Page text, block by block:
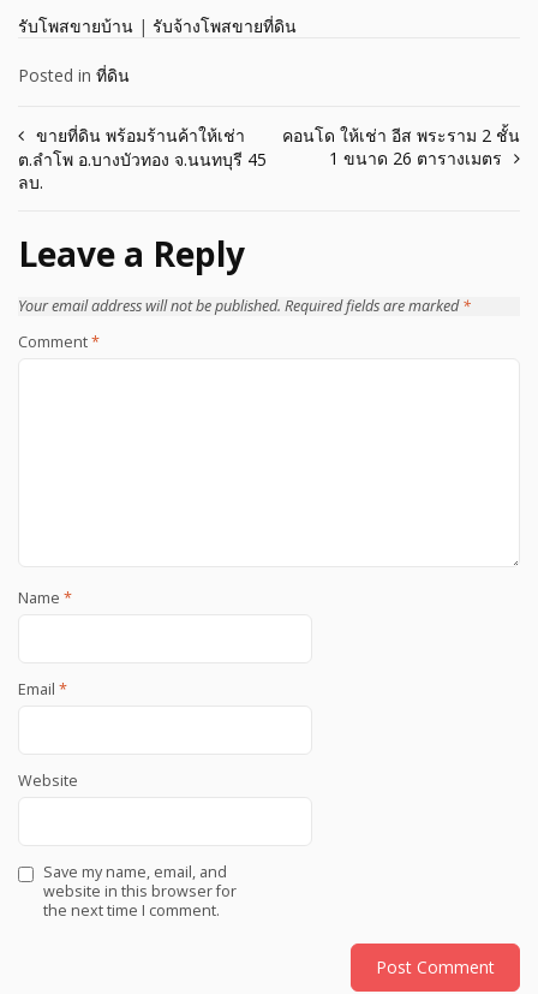
รับโพสขายบ้าน | รับจ้างโพสขายที่ดิน
Posted in ที่ดิน
Post
navigation
ขายที่ดิน พร้อมร้านค้าให้เช่า
ต.ลำโพ อ.บางบัวทอง จ.นนทบุรี 45
ลบ.
คอนโด ให้เช่า อีส พระราม 2 ชั้น
1 ขนาด 26 ตารางเมตร
Leave a Reply
Your email address will not be published. Required fields are marked*
Comment*
Name *
Email *
Website
Save my name, email, and
website in this browser for
the next time I comment.